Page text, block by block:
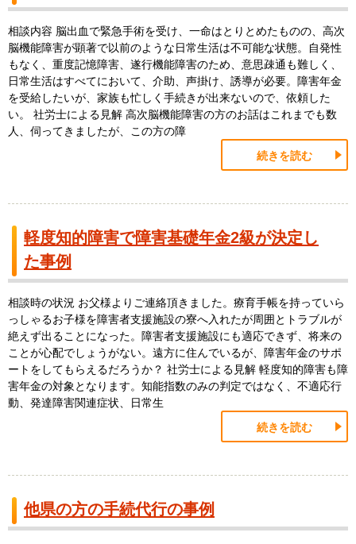
相談内容 脳出血で緊急手術を受け、一命はとりとめたものの、高次
脳機能障害が顕著で以前のような日常生活は不可能な状態。自発性
もなく、重度記憶障害、遂行機能障害のため、意思疎通も難しく、
日常生活はすべてにおいて、介助、声掛け、誘導が必要。障害年金
を受給したいが、家族も忙しく手続きが出来ないので、依頼した
い。 社労士による見解 高次脳機能障害の方のお話はこれまでも数
人、伺ってきましたが、この方の障
続きを読む
軽度知的障害で障害基礎年金2級が決定し
た事例
相談時の状況 お父様よりご連絡頂きました。療育手帳を持っていら
っしゃるお子様を障害者支援施設の寮へ入れたが周囲とトラブルが
絶えず出ることになった。障害者支援施設にも適応できず、将来の
ことが心配でしょうがない。遠方に住んでいるが、障害年金のサポ
ートをしてもらえるだろうか？ 社労士による見解 軽度知的障害も障
害年金の対象となります。知能指数のみの判定ではなく、不適応行
動、発達障害関連症状、日常生
続きを読む
他県の方の手続代行の事例